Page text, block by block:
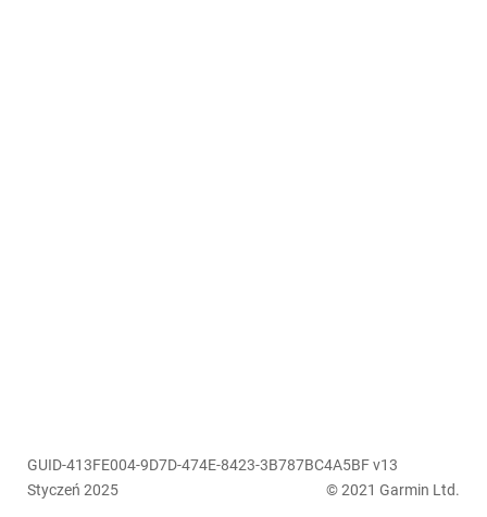
GUID-413FE004-9D7D-474E-8423-3B787BC4A5BF v13
Styczeń 2025
© 2021 Garmin Ltd.